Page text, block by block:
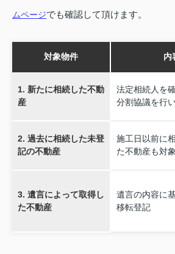
ムページでも確認して頂けます。
対象物件 内
1. 新たに相続した不動
産
法定相続人を
分割協議を行い
2. 過去に相続した未登
記の不動産
施工日以前に
た不動産も対象
3. 遺言によって取得し
た不動産
遺言の内容に
移転登記